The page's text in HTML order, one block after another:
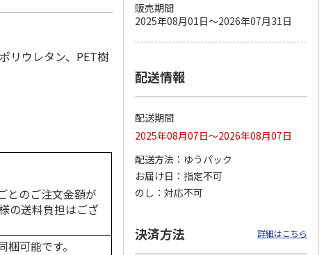
税込)
120円
(送料別・税込)
ペット線香 虹のか
ローラルの香り
590円
(送料別・税込)
CIAO 香り立つクラ
リウレタン、PET樹
とのご注文金額が
の送料負担はござ
梱可能です。
販売期間
2025年08月01日～2026年07月31日
配送情報
配送期間
2025年08月07日～2026年08月07日
配送方法
ゆうパック
お届け日
指定不可
のし
対応不可
決済方法 詳細はこちら